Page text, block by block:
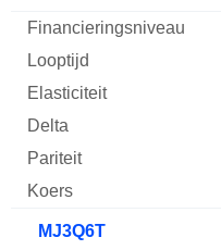
MJ3Q6T